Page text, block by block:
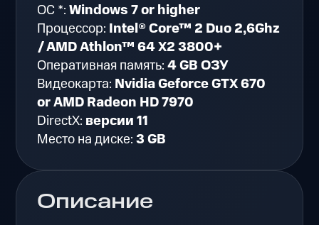
Описание
ОС *:Windows 7 or higher
Процессор: Intel® Core™ 2 Duo 2,6Ghz
/ AMD Athlon™ 64 X2 3800+
Оперативная память:4 GB ОЗУ
Видеокарта: Nvidia Geforce GTX 670
or AMD Radeon HD 7970
DirectX: версии 11
Место на диске:3 GB